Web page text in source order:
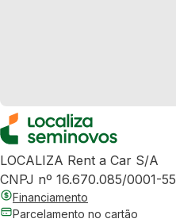
LOCALIZA Rent a Car S/A
CNPJ nº 16.670.085/0001-55
Financiamento
Parcelamento no cartão